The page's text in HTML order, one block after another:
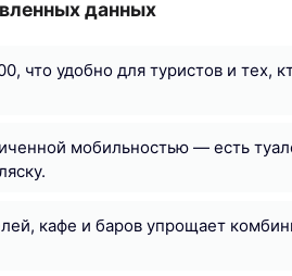
данных
что удобно для туристов и тех,
мобильностью — есть
кафе и баров упрощает